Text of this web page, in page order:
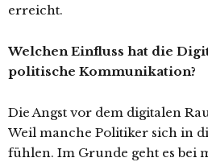
erreicht.
Welchen Einfluss hat die
politische Kommunikation?
Die Angst vor dem digitalen
Weil manche Politiker sich in
fühlen. Im Grunde geht es bei